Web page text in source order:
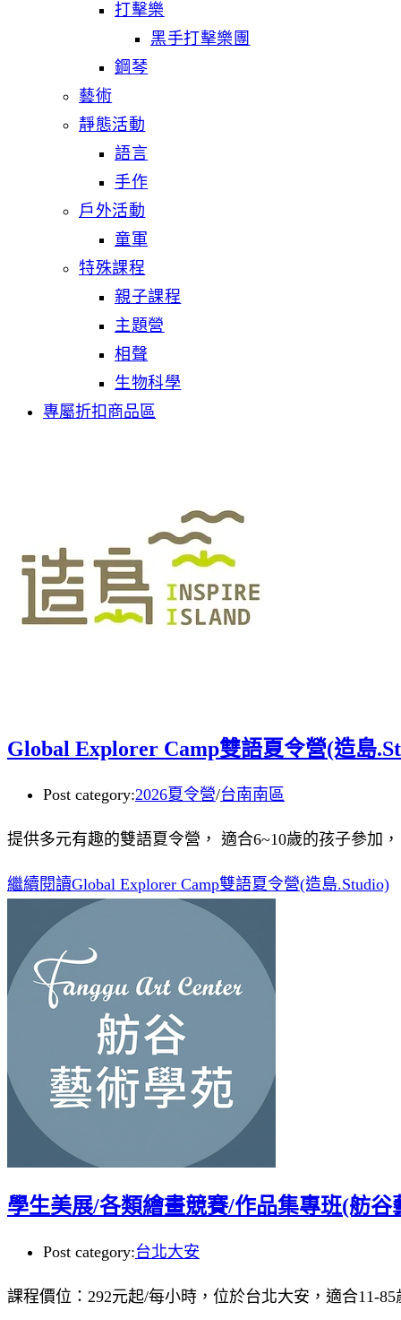
打擊樂
黑手打擊樂團
鋼琴
藝術
靜態活動
語言
手作
戶外活動
童軍
特殊課程
親子課程
主題營
相聲
生物科學
專屬折扣商品區
Global Explorer Camp雙語夏令營(造島
Post category:2026夏令營/台南南區
提供多元有趣的雙語夏令營， 適合6~10歲的孩子參加
繼續閱讀Global Explorer Camp雙語夏令營(造島.Studio)
學生美展/各類繪畫競賽/作品集專班(舫谷
Post category:台北大安
課程價位：292元起/每小時，位於台北大安，適合11-